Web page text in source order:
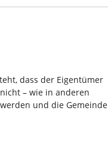
dass der Eigentümer
– wie in anderen
und die Gemeinde